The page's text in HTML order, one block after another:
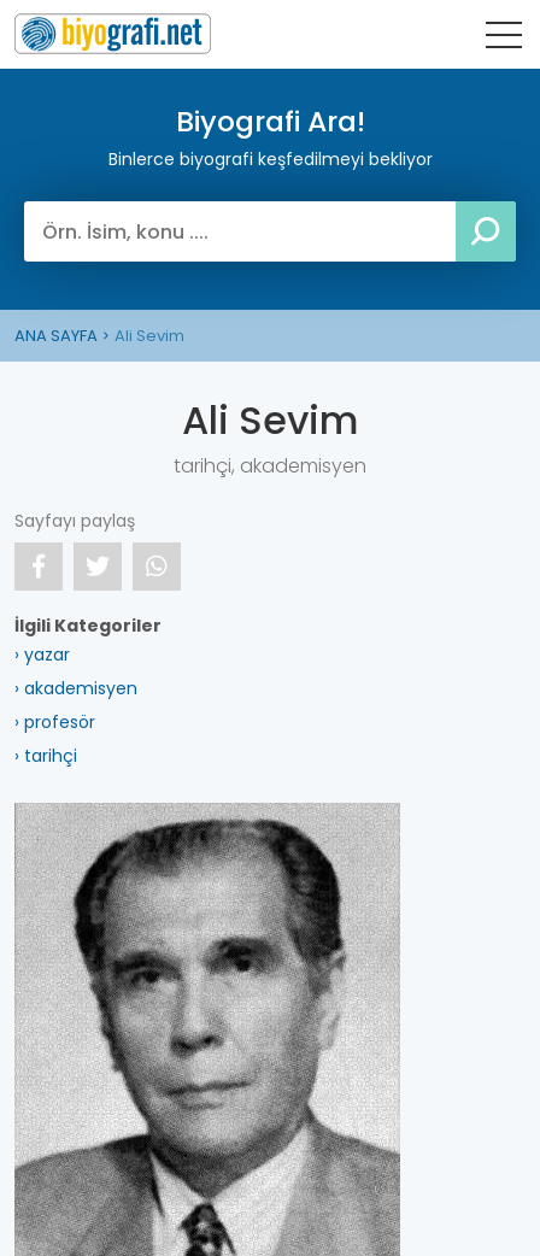
Biyografi Ara!
Binlerce biyografi keşfedilmeyi bekliyor
ANA SAYFA Ali Sevim
Ali Sevim
tarihçi, akademisyen
Sayfayı paylaş
İlgili Kategoriler
› yazar
› akademisyen
› profesör
› tarihçi